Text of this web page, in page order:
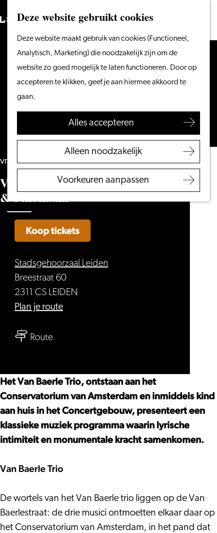
Deze website gebruikt cookies
Deze website maakt gebruik van cookies (Functioneel,
Analytisch, Marketing) die noodzakelijk zijn om de
website zo goed mogelijk te laten functioneren. Door op
accepteren te klikken, geef je aan hiermee akkoord te
gaan.
Alles accepteren
Alleen noodzakelijk
Voorkeuren aanpassen
naar
homepage
Menu
ZoekenVanaf het water
wandelen
Winkelen
Eten & drinken
Met kinderen
VVV Leiden
Bereikbaarheid
Regio Leiden
Zoeken
vrijdag 9 april 2027
Van Baerle Trio – Brahms, Keuris
& Schumann
Stadsgehoorzaal Leiden
Breestraat 60
2311 CS LEIDEN
Plan je routenaar
Brahms,
Keuris
&
Schumann
Routenaar
Trio
–
Brahms,
Keuris
&
Koop tickets
Het Van Baerle Trio, ontstaan aan het
Conservatorium van Amsterdam en inmiddels kind
aan huis in het Concertgebouw, presenteert een
klassieke muziek programma waarin lyrische
intimiteit en monumentale kracht samenkomen.
Van Baerle Trio
De wortels van het Van Baerle trio liggen op de Van
Baerlestraat: de drie musici ontmoetten elkaar daar op
het Conservatorium van Amsterdam, in het pand dat